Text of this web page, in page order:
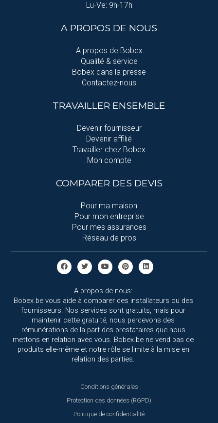
Lu-Ve: 9h-17h
A PROPOS DE NOUS
A propos de Bobex
Qualité & service
Bobex dans la presse
Contactez-nous
TRAVAILLER ENSEMBLE
Devenir fournisseur
Devenir affilié
Travailler chez Bobex
Mon compte
COMPARER DES DEVIS
Pour ma maison
Pour mon entreprise
Pour mes assurances
Réseau de pros
A propos de nous:
Bobex.be vous aide à comparer des installateurs ou des
fournisseurs. Nos services sont gratuits, mais pour
maintenir cette gratuité, nous percevons des
rémunérations de la part des prestataires que nous
mettons en relation avec vous. Bobex.be ne vend pas de
produits elle-même et notre rôle se limite à la mise en
relation des parties.
Conditions générales
Protection des données (RGPD)
Politique de confidentialité